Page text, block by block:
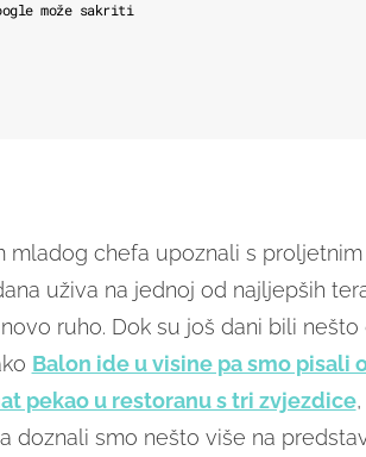
može sakriti
mladog chefa upoznali s
uživa na jednoj od najljepših
ruho. Dok su još dani bili nešto
Balon ide u visine pa smo pisali
pekao u restoranu s tri zvjezdice
doznali smo nešto više na